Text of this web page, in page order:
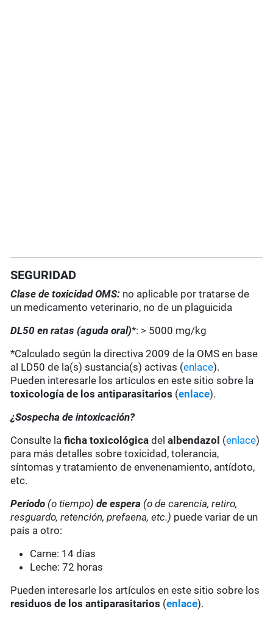
SEGURIDAD
Clase de toxicidad OMS: no aplicable por tratarse de
un medicamento veterinario, no de un plaguicida
DL50 en ratas (aguda oral)*: > 5000 mg/kg
*Calculado según la directiva 2009 de la OMS en base
al LD50 de la(s) sustancia(s) activas (enlace).
Pueden interesarle los artículos en este sitio sobre la
toxicología de los antiparasitarios (enlace).
¿Sospecha de intoxicación?
Consulte laficha toxicológica delalbendazol (enlace)
para más detalles sobre toxicidad, tolerancia,
síntomas y tratamiento de envenenamiento, antídoto,
etc.
Periodo (o tiempo) de espera (o de carencia, retiro,
resguardo, retención, prefaena, etc.) puede variar de un
país a otro:
Carne: 14 días
Leche: 72 horas
Pueden interesarle los artículos en este sitio sobre los
residuos de los antiparasitarios (enlace).